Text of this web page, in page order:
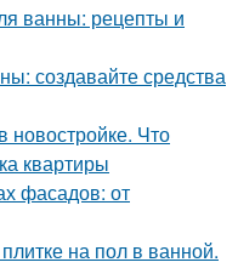
ванны: рецепты и
создавайте средства
новостройке. Что
квартиры
фасадов: от
на пол в ванной.